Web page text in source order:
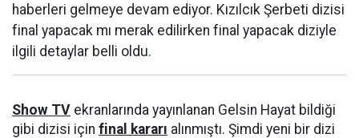
haberleri gelmeye devam ediyor. Kızılcık Şerbeti dizisi
final yapacak mı merak edilirken final yapacak diziyle
ilgili detaylar belli oldu.
Show TV ekranlarında yayınlanan Gelsin Hayat bildiği
gibi dizisi için final kararı alınmıştı. Şimdi yeni bir dizi